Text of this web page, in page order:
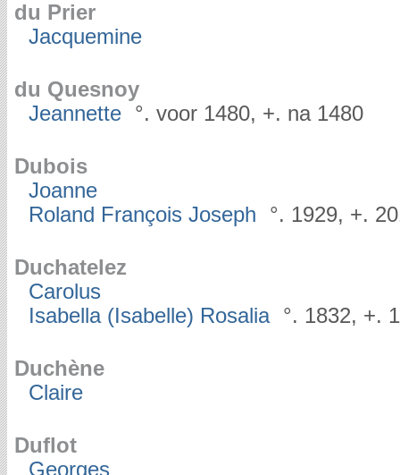
du Prier
Jacquemine
du Quesnoy
Jeannette
°. voor 1480, +. na 1480
Dubois
Joanne
Roland François Joseph
°. 1929, +.
Duchatelez
Carolus
Isabella (Isabelle) Rosalia
°. 1832, +.
Duchène
Claire
Duflot
Georges